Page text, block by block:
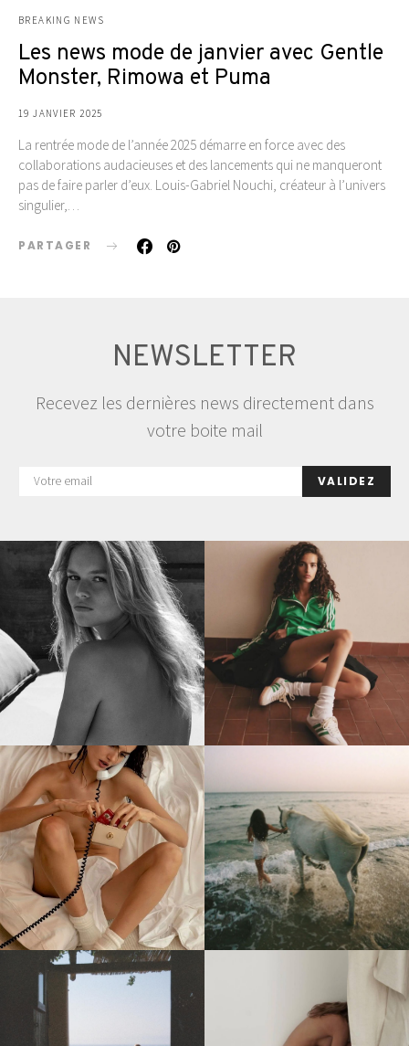
BREAKING NEWS
Les news mode de janvier avec Gentle
Monster, Rimowa et Puma
19 JANVIER 2025
La rentrée mode de l’année 2025 démarre en force avec des
collaborations audacieuses et des lancements qui ne manqueront
pas de faire parler d’eux. Louis-Gabriel Nouchi, créateur à l’univers
singulier,…
PARTAGER
NEWSLETTER
Recevez les dernières news directement dans
votre boite mail
VALIDEZ